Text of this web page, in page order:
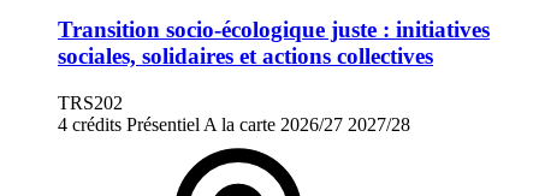
Transition socio-écologique juste : initiatives
sociales, solidaires et actions collectives
TRS202
4 crédits Présentiel A la carte 2026/27 2027/28